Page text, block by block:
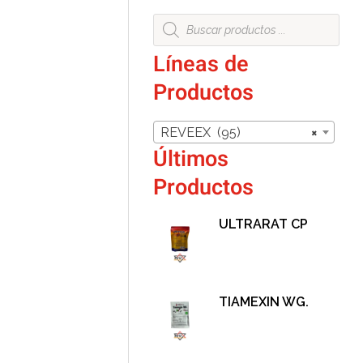
Líneas de
Productos
×
REVEEX (95)
Últimos
Productos
ULTRARAT CP
TIAMEXIN WG.